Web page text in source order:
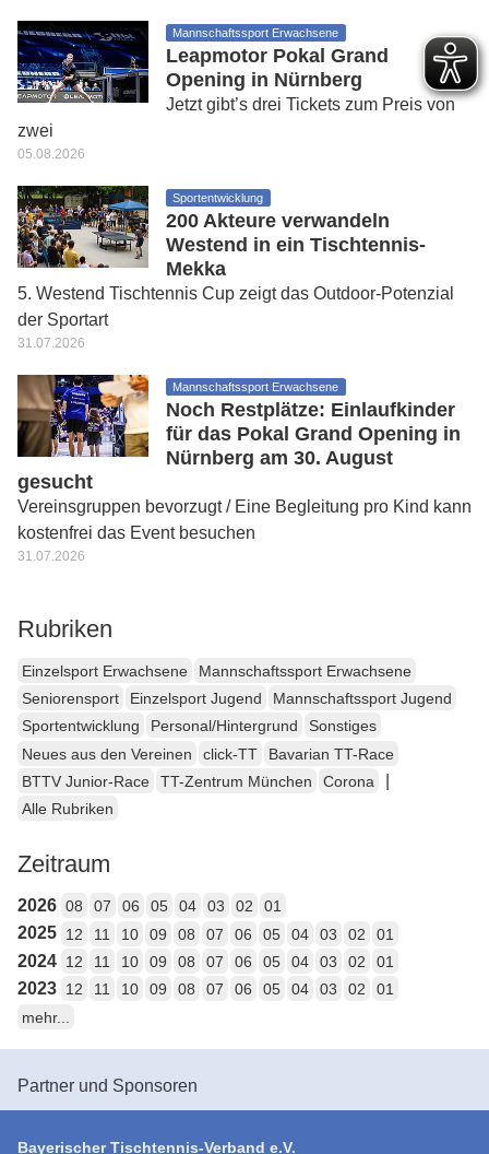
Mannschaftssport Erwachsene
Leapmotor Pokal Grand
Opening in Nürnberg
Jetzt gibt’s drei Tickets zum Preis von
zwei
05.08.2026
Sportentwicklung
200 Akteure verwandeln
Westend in ein Tischtennis-
Mekka
5. Westend Tischtennis Cup zeigt das Outdoor-Potenzial
der Sportart
31.07.2026
Mannschaftssport Erwachsene
Noch Restplätze: Einlaufkinder
für das Pokal Grand Opening in
Nürnberg am 30. August
gesucht
Vereinsgruppen bevorzugt / Eine Begleitung pro Kind kann
kostenfrei das Event besuchen
31.07.2026
Rubriken
Einzelsport Erwachsene
Mannschaftssport Erwachsene
Seniorensport
Einzelsport Jugend
Mannschaftssport Jugend
Sportentwicklung
Personal/Hintergrund
Sonstiges
Neues aus den Vereinen
click-TT
Bavarian TT-Race
BTTV Junior-Race
TT-Zentrum München Corona
Alle Rubriken
Zeitraum
2026 08 07 06 05 04 03 02 01
2025 12 11 10 09 08 07 06 05 04 03 02 01
2024 12 11 10 09 08 07 06 05 04 03 02 01
2023 12 11 10 09 08 07 06 05 04 03 02
01
mehr...
Partner und Sponsoren
Bayerischer Tischtennis-Verband e.V.